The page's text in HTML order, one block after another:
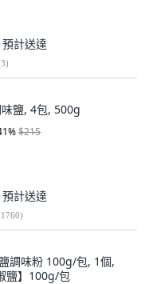
預計送達
3)
鹽, 4包, 500g
%$215
預計送達
1760)
調味粉 100g/包, 1個,
鹽】100g/包